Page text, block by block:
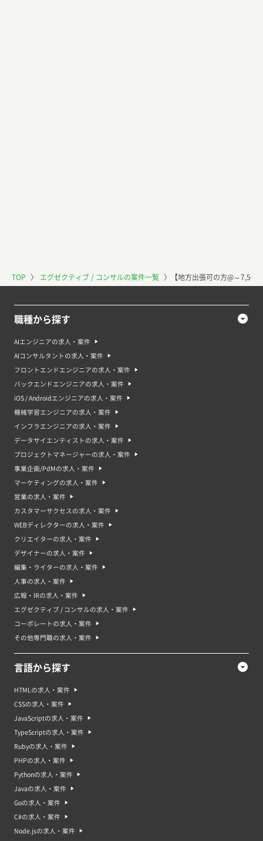
TOP 〉 エグゼクティブ / コンサルの案件一覧 〉 【地方出張可の方@～
職種から探す
AIエンジニアの求人・案件
AIコンサルタントの求人・案件
フロントエンドエンジニアの求人・案件
バックエンドエンジニアの求人・案件
iOS / Androidエンジニアの求人・案件
機械学習エンジニアの求人・案件
インフラエンジニアの求人・案件
データサイエンティストの求人・案件
プロジェクトマネージャーの求人・案件
事業企画/PdMの求人・案件
マーケティングの求人・案件
営業の求人・案件
カスタマーサクセスの求人・案件
WEBディレクターの求人・案件
クリエイターの求人・案件
デザイナーの求人・案件
編集・ライターの求人・案件
人事の求人・案件
広報・IRの求人・案件
エグゼクティブ / コンサルの求人・案件
コーポレートの求人・案件
その他専門職の求人・案件
言語から探す
HTMLの求人・案件
CSSの求人・案件
JavaScriptの求人・案件
TypeScriptの求人・案件
Rubyの求人・案件
PHPの求人・案件
Pythonの求人・案件
Javaの求人・案件
Goの求人・案件
C#の求人・案件
Node.jsの求人・案件